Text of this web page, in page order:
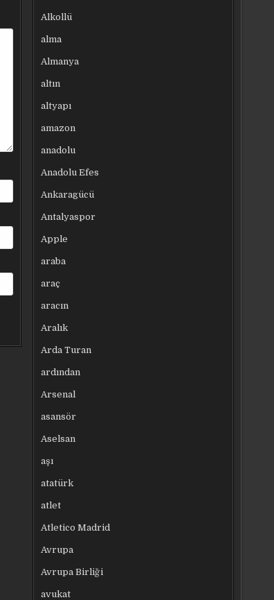
Alkollü
alma
Almanya
altın
altyapı
amazon
anadolu
Anadolu Efes
Ankaragücü
Antalyaspor
Apple
araba
araç
aracın
Aralık
Arda Turan
ardından
Arsenal
asansör
Aselsan
aşı
atatürk
atlet
Atletico Madrid
Avrupa
Avrupa Birliği
avukat